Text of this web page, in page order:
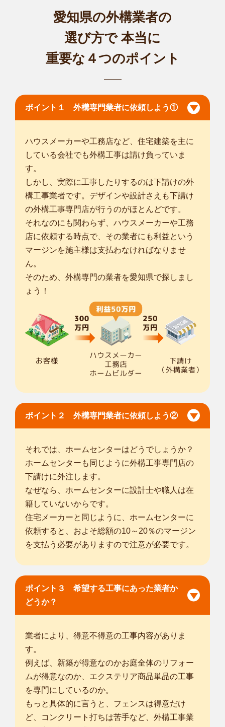
愛知県の外構業者の
選び方で本当に
重要な４つのポイント
ポイント１ 外構専門業者に依頼しよう①
ハウスメーカーや工務店など、住宅建築を主に
している会社でも外構工事は請け負っていま
す。
しかし、実際に工事したりするのは下請けの外
構工事業者です。デザインや設計さえも下請け
の外構工事専門店が行うのがほとんどです。
それなのにも関わらず、ハウスメーカーや工務
店に依頼する時点で、その業者にも利益という
マージンを施主様は支払わなければなりませ
ん。
そのため、外構専門の業者を愛知県で探しまし
ょう！
ポイント２ 外構専門業者に依頼しよう②
それでは、ホームセンターはどうでしょうか？
ホームセンターも同じように外構工事専門店の
下請けに外注します。
なぜなら、ホームセンターに設計士や職人は在
籍していないからです。
住宅メーカーと同じように、ホームセンターに
依頼すると、およそ総額の10～20％のマージン
を支払う必要がありますので注意が必要です。
ポイント３ 希望する工事にあった業者か
どうか？
業者により、得意不得意の工事内容がありま
す。
例えば、新築が得意なのかお庭全体のリフォー
ムが得意なのか、エクステリア商品単品の工事
を専門にしているのか。
もっと具体的に言うと、フェンスは得意だけ
ど、コンクリート打ちは苦手など、外構工事業